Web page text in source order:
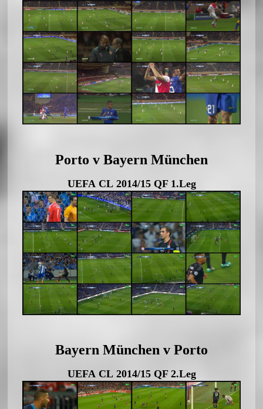
Porto v Bayern München
UEFA CL 2014/15 QF 1.Leg
Bayern München v Porto
UEFA CL 2014/15 QF 2.Leg